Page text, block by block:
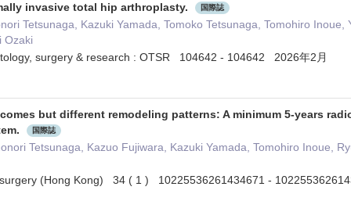
invasive total hip arthroplasty.
国際誌
Tetsunaga, Kazuki Yamada, Tomoko Tetsunaga, Tomohiro
Ozaki
surgery & research : OTSR 104642 - 104642 2026年2月
but different remodeling patterns: A minimum 5-years
国際誌
Tetsunaga, Kazuo Fujiwara, Kazuki Yamada, Tomohiro Inoue,
(Hong Kong) 34 ( 1 ) 10225536261434671 -